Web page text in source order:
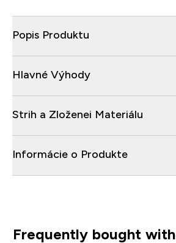
Popis Produktu
Hlavné Výhody
Strih a Zloženei Materiálu
Informácie o Produkte
Frequently bought with